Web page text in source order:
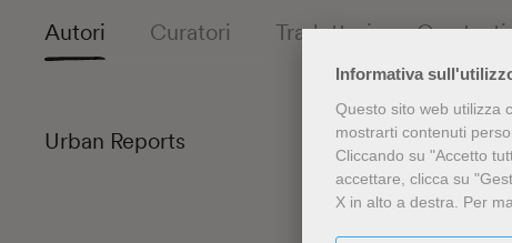
Informativa
Questo sito web utilizza
mostrarti contenuti
Cliccando su "Accetto
accettare, clicca su
X in alto a destra. Per
Curatori Con testi
Autori Traduttori
Urban Reports